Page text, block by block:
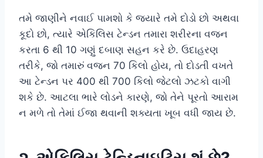
તમે જાણીને નવાઈ પામશો કે જ્યારે તમે દોડો છો અથવા
કૂદો છો, ત્યારે એકિલિસ ટેન્ડન તમારા શરીરના વજન
કરતા 6 થી 10 ગણું દબાણ સહન કરે છે. ઉદાહરણ
તરીકે, જો તમારું વજન 70 કિલો હોય, તો દોડતી વખતે
આ ટેન્ડન પર 400 થી 700 કિલો જેટલો ઝટકો વાગી
શકે છે. આટલા ભારે લોડને કારણે, જો તેને પૂરતો આરામ
ન મળે તો તેમાં ઈજા થવાની શક્યતા ખૂબ વધી જાય છે.